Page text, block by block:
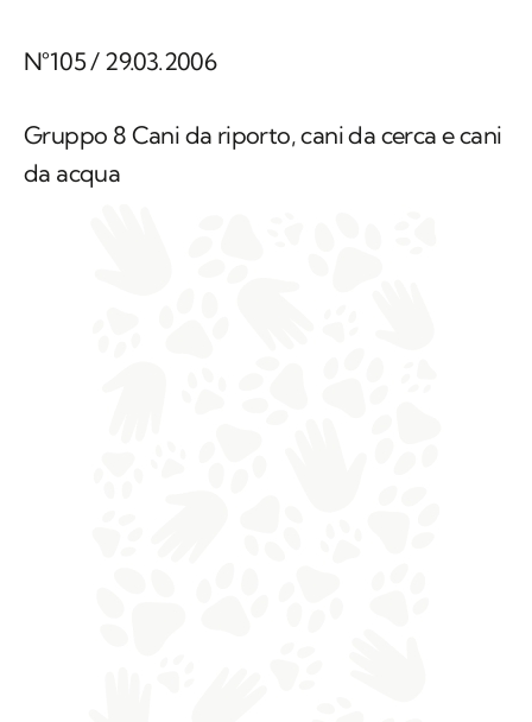
N°105 / 29.03.2006
Gruppo 8 Cani da riporto, cani da cerca e cani
da acqua